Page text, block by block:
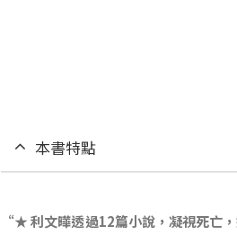
本書特點
“★ 利文曄透過12篇小說，凝視死亡